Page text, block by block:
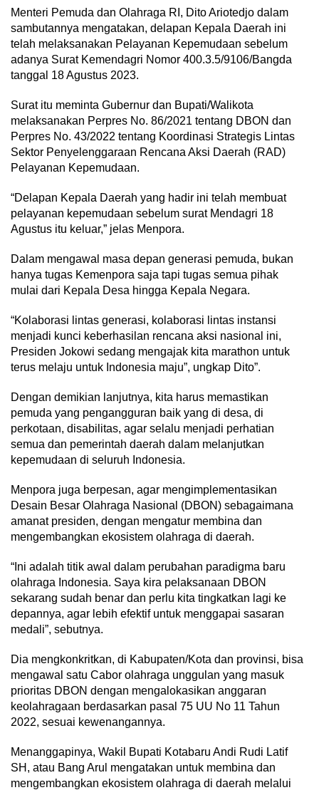
Menteri Pemuda dan Olahraga RI, Dito Ariotedjo dalam
sambutannya mengatakan, delapan Kepala Daerah ini
telah melaksanakan Pelayanan Kepemudaan sebelum
adanya Surat Kemendagri Nomor 400.3.5/9106/Bangda
tanggal 18 Agustus 2023.
Surat itu meminta Gubernur dan Bupati/Walikota
melaksanakan Perpres No. 86/2021 tentang DBON dan
Perpres No. 43/2022 tentang Koordinasi Strategis Lintas
Sektor Penyelenggaraan Rencana Aksi Daerah (RAD)
Pelayanan Kepemudaan.
“Delapan Kepala Daerah yang hadir ini telah membuat
pelayanan kepemudaan sebelum surat Mendagri 18
Agustus itu keluar,” jelas Menpora.
Dalam mengawal masa depan generasi pemuda, bukan
hanya tugas Kemenpora saja tapi tugas semua pihak
mulai dari Kepala Desa hingga Kepala Negara.
“Kolaborasi lintas generasi, kolaborasi lintas instansi
menjadi kunci keberhasilan rencana aksi nasional ini,
Presiden Jokowi sedang mengajak kita marathon untuk
terus melaju untuk Indonesia maju”, ungkap Dito”.
Dengan demikian lanjutnya, kita harus memastikan
pemuda yang pengangguran baik yang di desa, di
perkotaan, disabilitas, agar selalu menjadi perhatian
semua dan pemerintah daerah dalam melanjutkan
kepemudaan di seluruh Indonesia.
Menpora juga berpesan, agar mengimplementasikan
Desain Besar Olahraga Nasional (DBON) sebagaimana
amanat presiden, dengan mengatur membina dan
mengembangkan ekosistem olahraga di daerah.
“Ini adalah titik awal dalam perubahan paradigma baru
olahraga Indonesia. Saya kira pelaksanaan DBON
sekarang sudah benar dan perlu kita tingkatkan lagi ke
depannya, agar lebih efektif untuk menggapai sasaran
medali”, sebutnya.
Dia mengkonkritkan, di Kabupaten/Kota dan provinsi, bisa
mengawal satu Cabor olahraga unggulan yang masuk
prioritas DBON dengan mengalokasikan anggaran
keolahragaan berdasarkan pasal 75 UU No 11 Tahun
2022, sesuai kewenangannya.
Menanggapinya, Wakil Bupati Kotabaru Andi Rudi Latif
SH, atau Bang Arul mengatakan untuk membina dan
mengembangkan ekosistem olahraga di daerah melalui